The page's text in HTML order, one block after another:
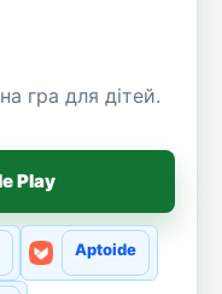
гра для дітей.
Play
Aptoide